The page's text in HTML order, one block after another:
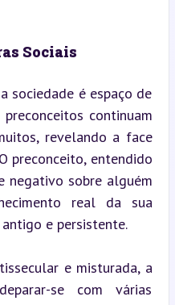
Sociais
sociedade é espaço de
continuam
revelando a face
preconceito, entendido
negativo sobre alguém
real da sua
e persistente.
e misturada, a
se com várias